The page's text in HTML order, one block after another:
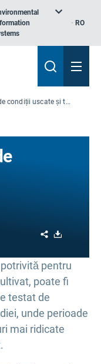
RO
Quinoa se ocupă de condiții uscate și temperaturi schimbătoare
Share
pentru
poate fi
testat de
unde perioade
mai ridicate